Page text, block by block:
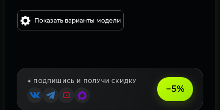
Показать варианты модели
✦ ПОДПИШИСЬ И ПОЛУЧИ СКИДКУ
−5%